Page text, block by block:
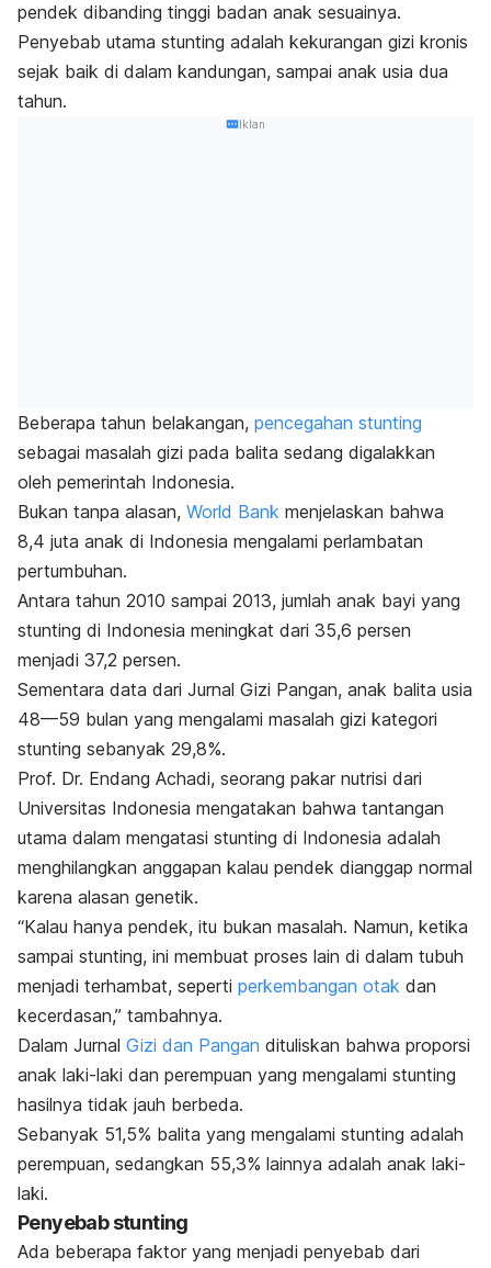
pendek dibanding tinggi badan anak sesuainya.
Penyebab utama stunting adalah kekurangan gizi kronis
sejak baik di dalam kandungan, sampai anak usia dua
tahun.
Iklan
Beberapa tahun belakangan, pencegahan stunting
sebagai masalah gizi pada balita sedang digalakkan
oleh pemerintah Indonesia.
Bukan tanpa alasan, World Bank menjelaskan bahwa
8,4 juta anak di Indonesia mengalami perlambatan
pertumbuhan.
Antara tahun 2010 sampai 2013, jumlah anak bayi yang
stunting di Indonesia meningkat dari 35,6 persen
menjadi 37,2 persen.
Sementara data dari Jurnal Gizi Pangan, anak balita usia
48—59 bulan yang mengalami masalah gizi kategori
stunting sebanyak 29,8%.
Prof. Dr. Endang Achadi, seorang pakar nutrisi dari
Universitas Indonesia mengatakan bahwa tantangan
utama dalam mengatasi stunting di Indonesia adalah
menghilangkan anggapan kalau pendek dianggap normal
karena alasan genetik.
“Kalau hanya pendek, itu bukan masalah. Namun, ketika
sampai stunting, ini membuat proses lain di dalam tubuh
menjadi terhambat, seperti perkembangan otak dan
kecerdasan,” tambahnya.
Dalam Jurnal Gizi dan Pangan dituliskan bahwa proporsi
anak laki-laki dan perempuan yang mengalami stunting
hasilnya tidak jauh berbeda.
Sebanyak 51,5% balita yang mengalami stunting adalah
perempuan, sedangkan 55,3% lainnya adalah anak laki-
laki.
Penyebab stunting
Ada beberapa faktor yang menjadi penyebab dari